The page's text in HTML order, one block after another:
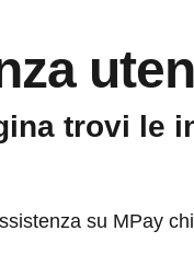
trovi le
su MPay